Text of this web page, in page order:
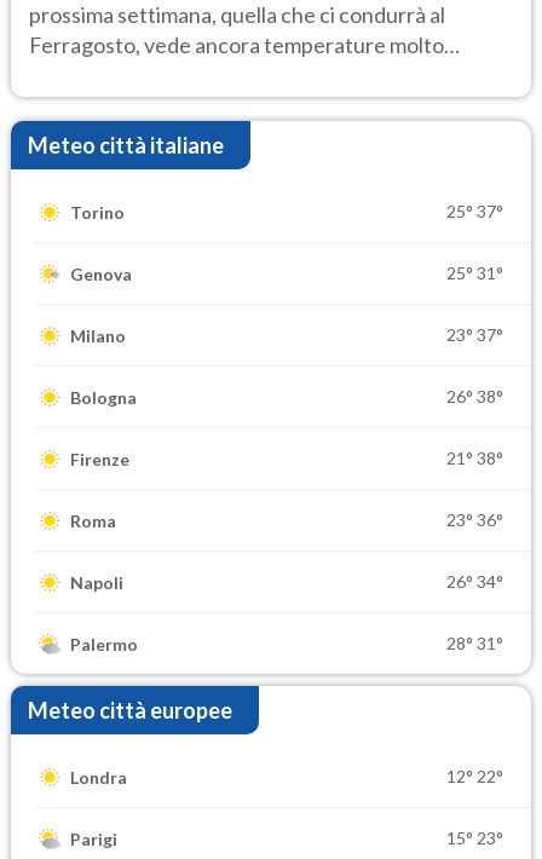
prossima settimana, quella che ci condurrà al
Ferragosto, vede ancora temperature molto
Meteo città italiane
Torino 25° 37°
Genova 25° 31°
Milano 23° 37°
Bologna 26° 38°
Firenze 21° 38°
Roma 23° 36°
Napoli 26° 34°
Palermo 28° 31°
Meteo città europee
Londra 12° 22°
Parigi 15° 23°